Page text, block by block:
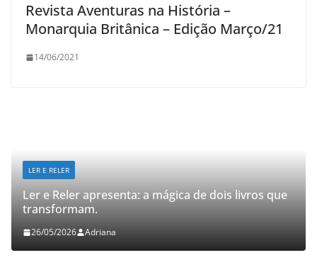
Revista Aventuras na História –
Monarquia Britânica – Edição Março/21
14/06/2021
LER E RELER
Ler e Reler apresenta: a mágica de dois livros que
transformam.
26/05/2026 Adriana